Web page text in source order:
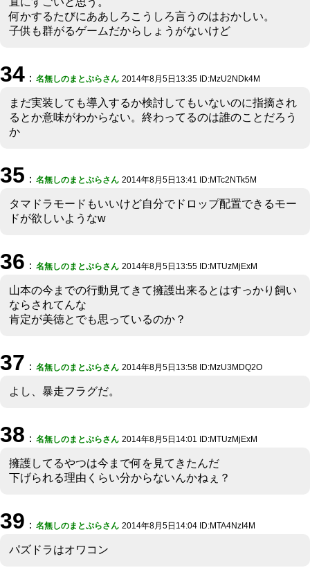
何かするたびにああしろこうしろ言うのはおかしい。
子供も群がるゲームだからしょうがないけど
34 ： 名無しのまとぷらさん 2014年8月5日13:35 ID:MzU2NDk4M
まだ実装しても導入するか検討してもいないのに指摘され
るとか意味がわからない。終わってるのは誰のことだろう
か
35 ： 名無しのまとぷらさん 2014年8月5日13:41 ID:MTc2NTk5M
タマドラモードもいいけど自分でドロップ配置できるモー
ドが欲しいようなw
36 ： 名無しのまとぷらさん 2014年8月5日13:55 ID:MTUzMjExM
山本の今までの行動見てきて擁護出来るとはすっかり飼い
ならされてんな
肯定が美徳とでも思っているのか？
37 ： 名無しのまとぷらさん 2014年8月5日13:58 ID:MzU3MDQ2O
よし、暴走フラグだ。
38 ： 名無しのまとぷらさん 2014年8月5日14:01 ID:MTUzMjExM
擁護してるやつは今まで何を見てきたんだ
下げられる理由くらい分からないんかねぇ？
39 ： 名無しのまとぷらさん 2014年8月5日14:04 ID:MTA4NzI4M
パズドラはオワコン